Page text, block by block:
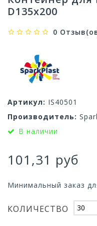
D135х200
0
Артикул: IS40501
Производитель:
В наличии
101,31 руб
Минимальный заказ
КОЛИЧЕСТВО